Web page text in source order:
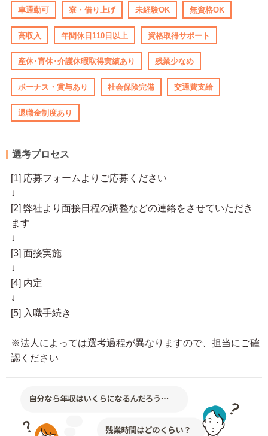
車通勤可 寮・借り上げ 未経験OK 無資格OK
高収入 年間休日110日以上 資格取得サポート
産休･育休･介護休暇取得実績あり 残業少なめ
ボーナス・賞与あり 社会保険完備 交通費支給
退職金制度あり
選考プロセス
[1] 応募フォームよりご応募ください
↓
[2] 弊社より面接日程の調整などの連絡をさせていただき
ます
↓
[3] 面接実施
↓
[4] 内定
↓
[5] 入職手続き
※法人によっては選考過程が異なりますので、担当にご確
認ください